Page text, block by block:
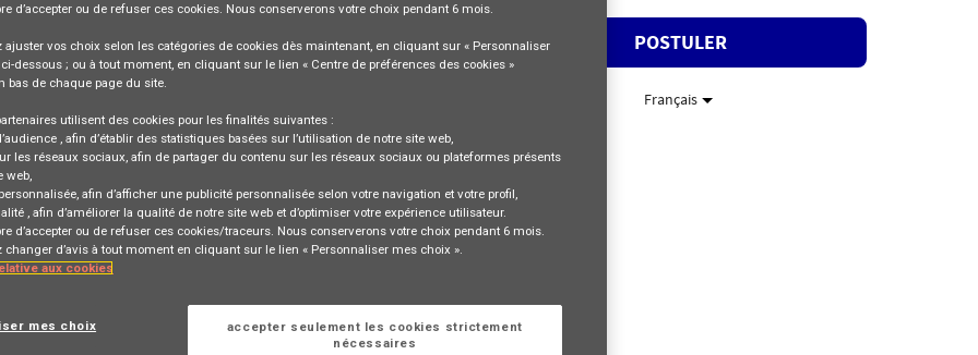
IT Expérimenté - Centre de
à cette
Se connecter ou
POSTULER
Français
d’accepter ou de refuser ces cookies. Nous conserverons votre choix pendant 6 mois.
ajuster vos choix selon les catégories de cookies dès maintenant, en cliquant sur « Personnaliser
dessous ; ou à tout moment, en cliquant sur le lien « Centre de préférences des cookies »
bas de chaque page du site.
utilisent des cookies pour les finalités suivantes :
, afin d’établir des statistiques basées sur l’utilisation de notre site web,
les réseaux sociaux, afin de partager du contenu sur les réseaux sociaux ou plateformes présents
web,
, afin d’afficher une publicité personnalisée selon votre navigation et votre profil,
, afin d’améliorer la qualité de notre site web et d’optimiser votre expérience utilisateur.
d’accepter ou de refuser ces cookies/traceurs. Nous conserverons votre choix pendant 6 mois.
changer d’avis à tout moment en cliquant sur le lien « Personnaliser mes choix ».
aux cookies
mes choix
accepter seulement les cookies strictement
nécessaires